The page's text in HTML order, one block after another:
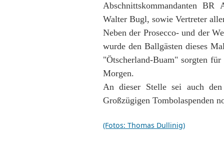
Abschnittskommandanten BR
Walter Bugl, sowie Vertreter
Neben der Prosecco- und der
wurde den Ballgästen dieses
"Ötscherland-Buam" sorgten
Morgen.
An dieser Stelle sei auch
Großzügigen Tombolaspenden
(Fotos: Thomas Dullinig)